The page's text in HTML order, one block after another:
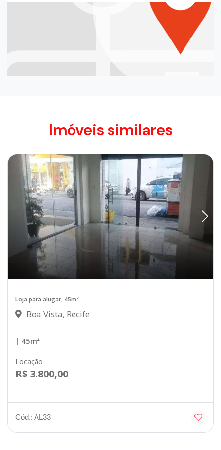
Imóveis similares
Loja para alugar, 45m²
Boa Vista, Recife
| 45m²
Locação
R$ 3.800,00
Cód.: AL33